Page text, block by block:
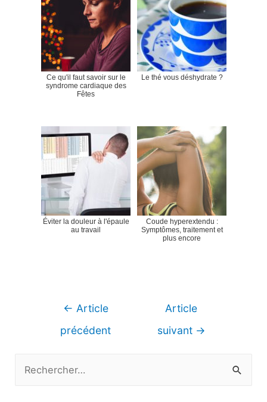
Ce qu'il faut savoir sur le
syndrome cardiaque des
Fêtes
Le thé vous déshydrate ?
Éviter la douleur à l'épaule
au travail
Coude hyperextendu :
Symptômes, traitement et
plus encore
Navigation
← Article
précédent
Article
suivant →